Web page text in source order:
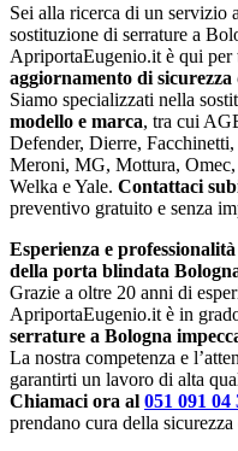
Sei alla ricerca di un servizio
sostituzione di serrature a
ApriportaEugenio.it è qui per
aggiornamento di
Siamo specializzati nella
modello e marca, tra cui
Defender, Dierre,
Meroni, MG, Mottura,
Welka e Yale. Contattaci
preventivo gratuito e senza
Esperienza e
della porta blindata
Grazie a oltre 20 anni di
ApriportaEugenio.it è in
serrature a Bologna
La nostra competenza e
garantirti un lavoro di alta
Chiamaci ora al 051 091 04
prendano cura della sicurezza